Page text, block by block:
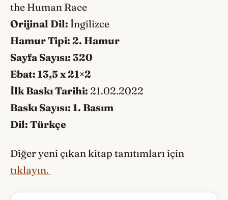
the Human Race
Orijinal Dil: İngilizce
Hamur Tipi: 2. Hamur
Sayfa Sayısı: 320
Ebat: 13,5 x 21×2
İlk Baskı Tarihi: 21.02.2022
Baskı Sayısı: 1. Basım
Dil: Türkçe
Diğer yeni çıkan kitap tanıtımları için
tıklayın.